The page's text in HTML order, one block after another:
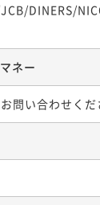
きな貴方へ♪『
べよ～★
国産牛♪当宿リ
饗宴）
DINERS/
ネー
問い合わせくだ